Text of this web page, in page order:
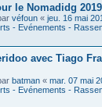
le Nomadidg 2019
véfoun « jeu. 16 mai
- Evénements -
avec Tiago
batman « mar. 07 mai
- Evénements -